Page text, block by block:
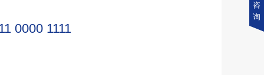
0000 1111
咨
询